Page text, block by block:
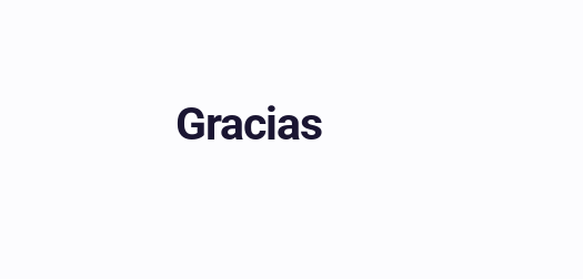
Gracias